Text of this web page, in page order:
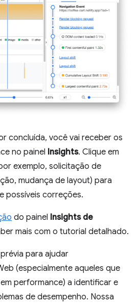
concluída, você vai receber os
no painel Insights. Clique em
exemplo, solicitação de
mudança de layout) para
possíveis correções.
do painel Insights de
mais com o tutorial detalhado.
para ajudar
(especialmente aqueles que
performance) a identificar e
de desempenho. Nossa